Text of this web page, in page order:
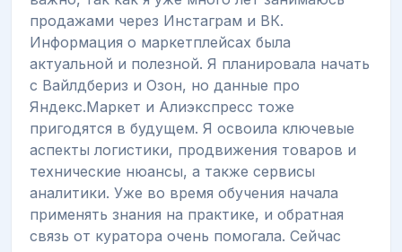
продажами через Инстаграм и ВК.
Информация о маркетплейсах была
актуальной и полезной. Я планировала начать
с Вайлдбериз и Озон, но данные про
Яндекс.Маркет и Алиэкспресс тоже
пригодятся в будущем. Я освоила ключевые
аспекты логистики, продвижения товаров и
технические нюансы, а также сервисы
аналитики. Уже во время обучения начала
применять знания на практике, и обратная
связь от куратора очень помогала. Сейчас